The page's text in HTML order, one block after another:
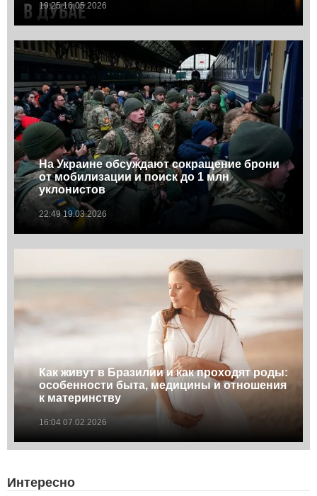
19:25 16.05.2026
На Украине обсуждают сокращение брони
от мобилизации и поиск до 1 млн
уклонистов
22:49 19.03.2026
Как живут в Бразилии и как проходят роды:
особенности быта, медицины и отношения
к материнству
16:04 07.02.2026
Интересно